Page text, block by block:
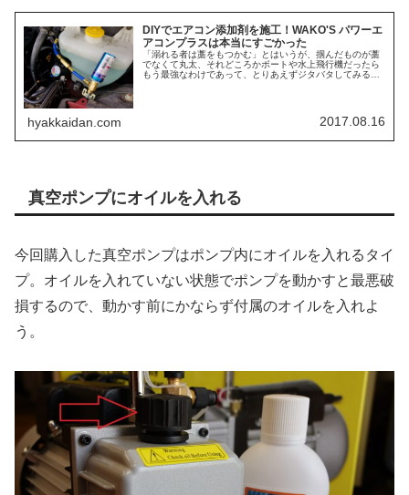
DIYでエアコン添加剤を施工！WAKO'S パワーエ
アコンプラスは本当にすごかった
「溺れる者は藁をもつかむ」とはいうが、掴んだものが藁
でなくて丸太、それどころかボートや水上飛行機だったら
もう最強なわけであって、とりあえずジタバタしてみるの
hyakkaidan.com 2017.08.16
真空ポンプにオイルを入れる
今回購入した真空ポンプはポンプ内にオイルを入れるタイ
プ。オイルを入れていない状態でポンプを動かすと最悪破
損するので、動かす前にかならず付属のオイルを入れよ
う。